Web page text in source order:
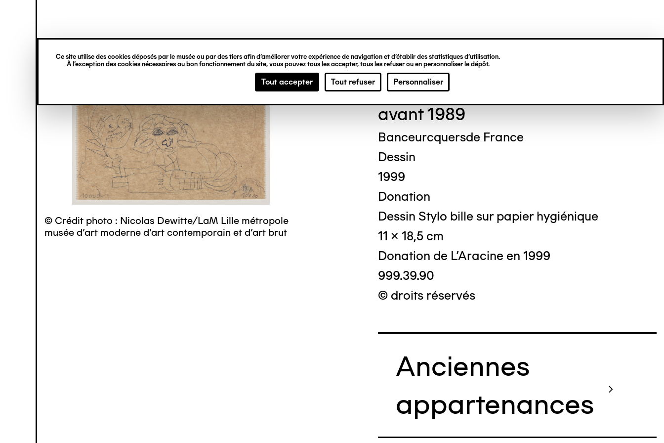
Ce site utilise des cookies déposés par le musée ou par des tiers afin d’améliorer votre expérience de navigation et d’établir des statistiques d’utilisation.
À l’exception des cookies nécessaires au bon fonctionnement du site, vous pouvez tous les accepter, tous les refuser ou en personnaliser le dépôt.
Tout accepter Tout refuser Personnaliser
principal
verticale
© Crédit photo : Nicolas Dewitte/LaM Lille métropole
musée d’art moderne d’art contemporain et d’art brut
Georgine HU
avant 1989
Banceurcquersde France
Dessin
1999
Donation
Dessin Stylo bille sur papier hygiénique
11 x 18,5 cm
Donation de L'Aracine en 1999
999.39.90
© droits réservés
Anciennes
appartenances